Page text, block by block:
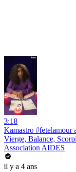
3:18
Kamastro #fetelamour
Vierge, Balance,
Association AIDES
il y a 4 ans